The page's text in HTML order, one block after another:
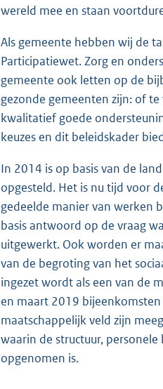
wereld mee en staan
Als gemeente hebben wij de
Participatiewet. Zorg en
gemeente ook letten op de
gezonde gemeenten zijn: of
kwalitatief goede
keuzes en dit beleidskader
In 2014 is op basis van de
opgesteld. Het is nu tijd voor
gedeelde manier van werken
basis antwoord op de vraag
uitgewerkt. Ook worden er
van de begroting van het
ingezet wordt als een van de
en maart 2019
maatschappelijk veld zijn
waarin de structuur,
opgenomen is.